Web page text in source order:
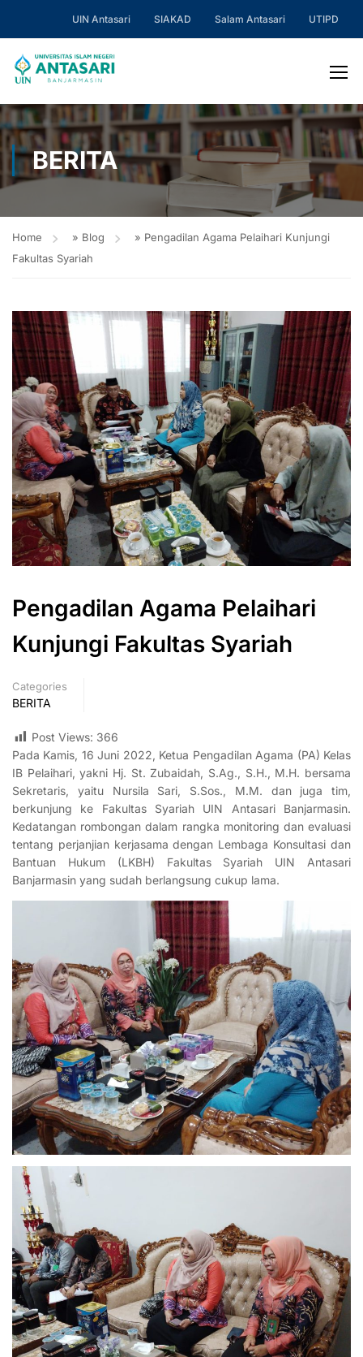
UIN Antasari SIAKAD Salam Antasari UTIPD
BERITA
Home » Blog » Pengadilan Agama Pelaihari Kunjungi
Fakultas Syariah
Pengadilan Agama Pelaihari
Kunjungi Fakultas Syariah
Categories
BERITA
Post Views: 366
Pada Kamis, 16 Juni 2022, Ketua Pengadilan Agama (PA) Kelas
IB Pelaihari, yakni Hj. St. Zubaidah, S.Ag., S.H., M.H. bersama
Sekretaris, yaitu Nursila Sari, S.Sos., M.M. dan juga tim,
berkunjung ke Fakultas Syariah UIN Antasari Banjarmasin.
Kedatangan rombongan dalam rangka monitoring dan evaluasi
tentang perjanjian kerjasama dengan Lembaga Konsultasi dan
Bantuan Hukum (LKBH) Fakultas Syariah UIN Antasari
Banjarmasin yang sudah berlangsung cukup lama.